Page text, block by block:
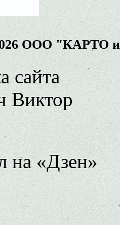
ООО "КАРТО
сайта
Виктор
на «Дзен»